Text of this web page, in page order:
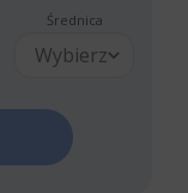
Średnica
Wybierz